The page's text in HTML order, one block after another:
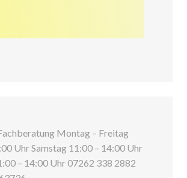
Montag – Freitag
Uhr Samstag 11:00 – 14:00 Uhr
– 14:00 Uhr 07262 338 2882